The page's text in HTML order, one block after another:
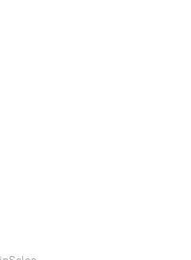
(9 цветов).